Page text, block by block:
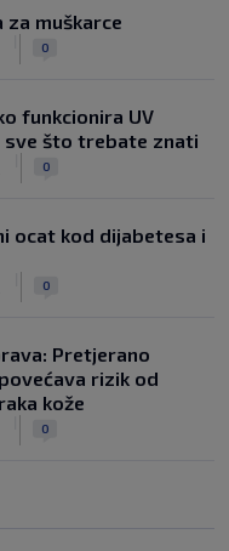
muškarce
0
funkcionira UV
sve što trebate znati
0
ocat kod dijabetesa i
0
Pretjerano
rizik od
kože
0